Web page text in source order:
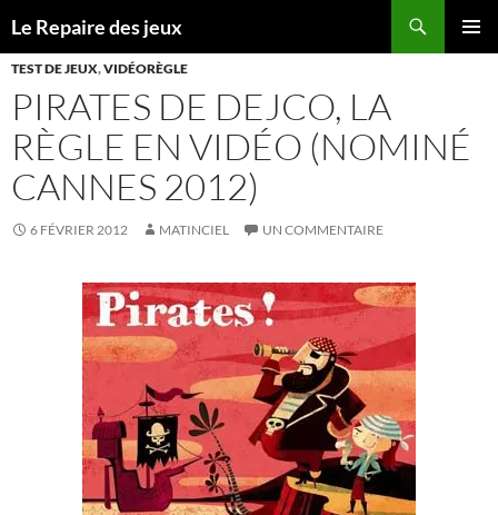
Le Repaire des jeux
AU
CONTENU
TEST DE JEUX,VIDÉORÈGLE
PIRATES DE DEJCO, LA
RÈGLE EN VIDÉO (NOMINÉ
CANNES 2012)
6 FÉVRIER 2012 MATINCIEL UN COMMENTAIRE